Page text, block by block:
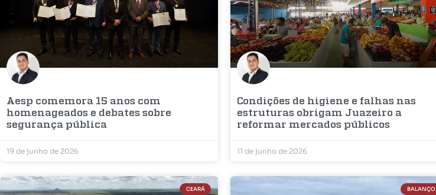
Aesp comemora 15 anos com
homenageados e debates sobre
segurança pública
19 de junho de 2026
Condições de higiene e falhas nas
estruturas obrigam Juazeiro a
reformar mercados públicos
11 de junho de 2026
CEARÁ BALANÇO